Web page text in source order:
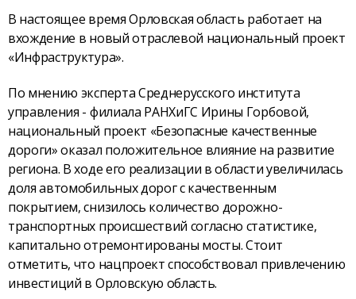
В настоящее время Орловская область работает на
вхождение в новый отраслевой национальный проект
«Инфраструктура».
По мнению эксперта Среднерусского института
управления - филиала РАНХиГС Ирины Горбовой,
национальный проект «Безопасные качественные
дороги» оказал положительное влияние на развитие
региона. В ходе его реализации в области увеличилась
доля автомобильных дорог с качественным
покрытием, снизилось количество дорожно-
транспортных происшествий согласно статистике,
капитально отремонтированы мосты. Стоит
отметить, что нацпроект способствовал привлечению
инвестиций в Орловскую область.